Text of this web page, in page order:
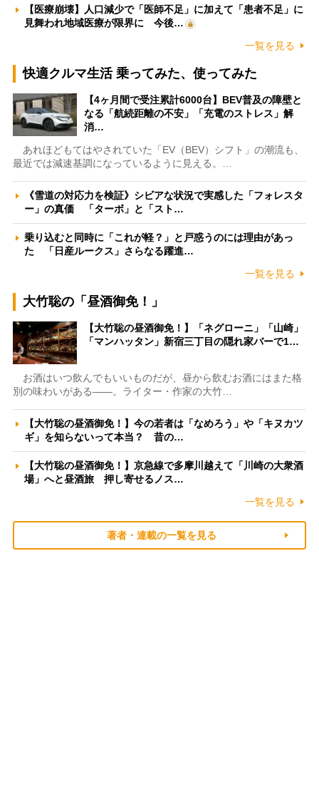
【医療崩壊】人口減少で「医師不足」に加えて「患者不足」に
見舞われ地域医療が限界に 今後…
一覧を見る
快適クルマ生活 乗ってみた、使ってみた
【4ヶ月間で受注累計6000台】BEV普及の障壁と
なる「航続距離の不安」「充電のストレス」解
消…
あれほどもてはやされていた「EV（BEV）シフト」の潮流も、
最近では減速基調になっているように見える。…
《雪道の対応力を検証》シビアな状況で実感した「フォレスタ
ー」の真価 「ターボ」と「スト…
乗り込むと同時に「これが軽？」と戸惑うのには理由があっ
た 「日産ルークス」さらなる躍進…
一覧を見る
大竹聡の「昼酒御免！」
【大竹聡の昼酒御免！】「ネグローニ」「山崎」
「マンハッタン」新宿三丁目の隠れ家バーで1…
お酒はいつ飲んでもいいものだが、昼から飲むお酒にはまた格
別の味わいがある――。ライター・作家の大竹…
【大竹聡の昼酒御免！】今の若者は「なめろう」や「キヌカツ
ギ」を知らないって本当？ 昔の…
【大竹聡の昼酒御免！】京急線で多摩川越えて「川崎の大衆酒
場」へと昼酒旅 押し寄せるノス…
一覧を見る
著者・連載の一覧を見る